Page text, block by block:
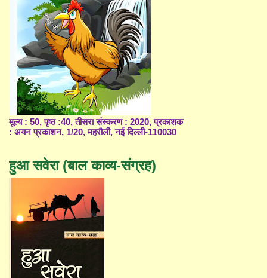
मूल्य : 50, पृष्ठ :40, तीसरा संस्करण : 2020, प्रकाशक
: अयन प्रकाशन, 1/20, महरौली, नई दिल्ली-110030
हुआ सवेरा (बाल काव्य-संग्रह)